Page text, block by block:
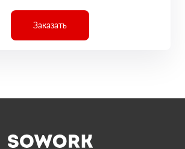
Заказать